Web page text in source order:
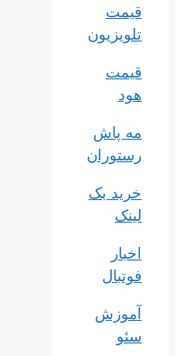
قیمت
تلویزیون
قیمت
هود
مه پاش
رستوران
خرید بک
لینک
اخبار
فوتبال
آموزش
سئو